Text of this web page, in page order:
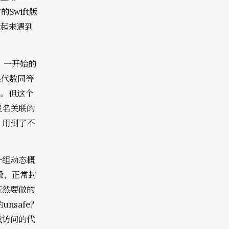
的Swift版
来遇到
一开始的
数同等
但这个
关联的
到了不
动态概
，正常封
要做的
？
问的代